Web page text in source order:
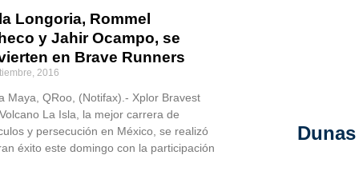
Longoria, Rommel
y Jahir Ocampo, se
en Brave Runners
2016
Maya, QRoo, (Notifax).- Xplor Bravest
La Isla, la mejor carrera de
y persecución en México, se realizó
éxito este domingo con la participación